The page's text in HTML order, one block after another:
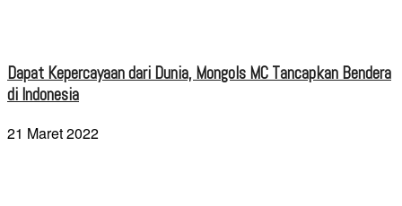
Dapat Kepercayaan dari Dunia, Mongols MC Tancapkan Bendera
di Indonesia
21 Maret 2022